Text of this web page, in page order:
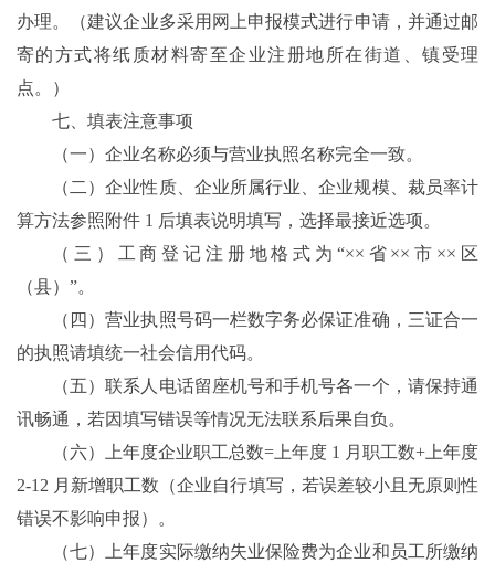
办理。（建议企业多采用网上申报模式进行申请，并通过邮
寄的方式将纸质材料寄至企业注册地所在街道、镇受理
点。）
七、填表注意事项
（一）企业名称必须与营业执照名称完全一致。
（二）企业性质、企业所属行业、企业规模、裁员率计
算方法参照附件 1 后填表说明填写，选择最接近选项。
（三）工商登记注册地格式为“××省××市××区
（县）”。
（四）营业执照号码一栏数字务必保证准确，三证合一
的执照请填统一社会信用代码。
（五）联系人电话留座机号和手机号各一个，请保持通
讯畅通，若因填写错误等情况无法联系后果自负。
（六）上年度企业职工总数=上年度 1 月职工数+上年度
2-12 月新增职工数（企业自行填写，若误差较小且无原则性
错误不影响申报）。
（七）上年度实际缴纳失业保险费为企业和员工所缴纳